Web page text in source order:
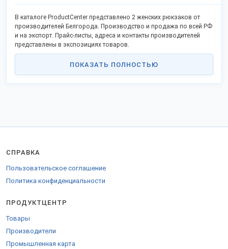
В каталоге ProductCenter представлено 2 женских рюкзаков от
производителей Белгорода. Производство и продажа по всей РФ
и на экспорт. Прайс-листы, адреса и контакты производителей
представлены в экспозициях товаров.
ПОКАЗАТЬ ПОЛНОСТЬЮ
СПРАВКА
Пользовательское соглашение
Политика конфиденциальности
ПРОДУКТЦЕНТР
Товары
Производители
Промышленная карта